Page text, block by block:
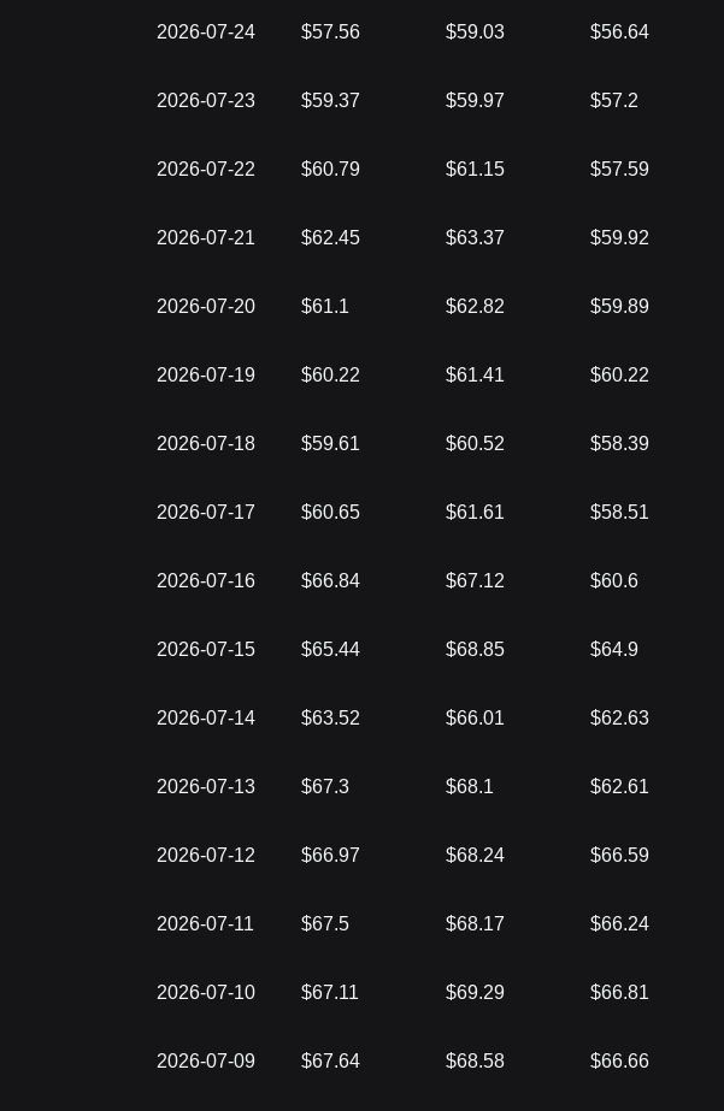
2026-07-24 $57.56 $59.03 $56.64
2026-07-23 $59.37 $59.97 $57.2
2026-07-22 $60.79 $61.15 $57.59
2026-07-21 $62.45 $63.37 $59.92
2026-07-20 $61.1 $62.82 $59.89
2026-07-19 $60.22 $61.41 $60.22
2026-07-18 $59.61 $60.52 $58.39
2026-07-17 $60.65 $61.61 $58.51
2026-07-16 $66.84 $67.12 $60.6
2026-07-15 $65.44 $68.85 $64.9
2026-07-14 $63.52 $66.01 $62.63
2026-07-13 $67.3 $68.1 $62.61
2026-07-12 $66.97 $68.24 $66.59
2026-07-11 $67.5 $68.17 $66.24
2026-07-10 $67.11 $69.29 $66.81
2026-07-09 $67.64 $68.58 $66.66